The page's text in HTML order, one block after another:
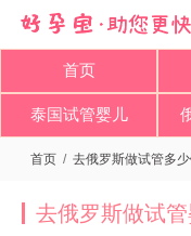
首页
泰国试管婴儿
首页 / 去俄罗斯做试管多
去俄罗斯做试